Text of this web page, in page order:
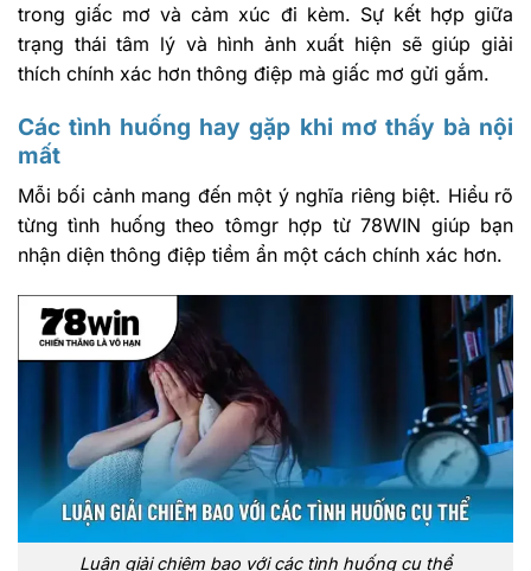
trong giấc mơ và cảm xúc đi kèm. Sự kết hợp giữa
trạng thái tâm lý và hình ảnh xuất hiện sẽ giúp giải
thích chính xác hơn thông điệp mà giấc mơ gửi gắm.
Các tình huống hay gặp khi mơ thấy bà nội
mất
Mỗi bối cảnh mang đến một ý nghĩa riêng biệt. Hiểu rõ
từng tình huống theo tômgr hợp từ 78WIN giúp bạn
nhận diện thông điệp tiềm ẩn một cách chính xác hơn.
Luận giải chiêm bao với các tình huống cụ thể